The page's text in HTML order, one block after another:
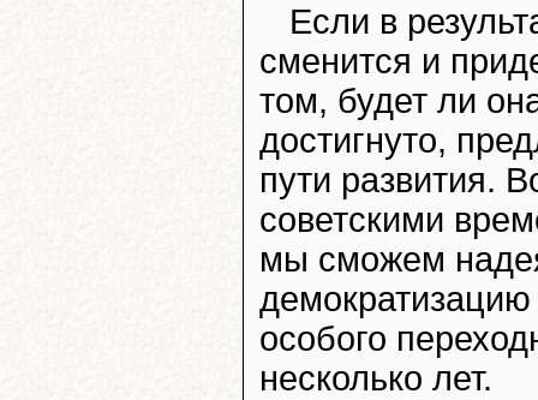
Если в
сменится и
том, будет ли
достигнуто,
пути развития.
советскими
мы сможем
особого
несколько лет.